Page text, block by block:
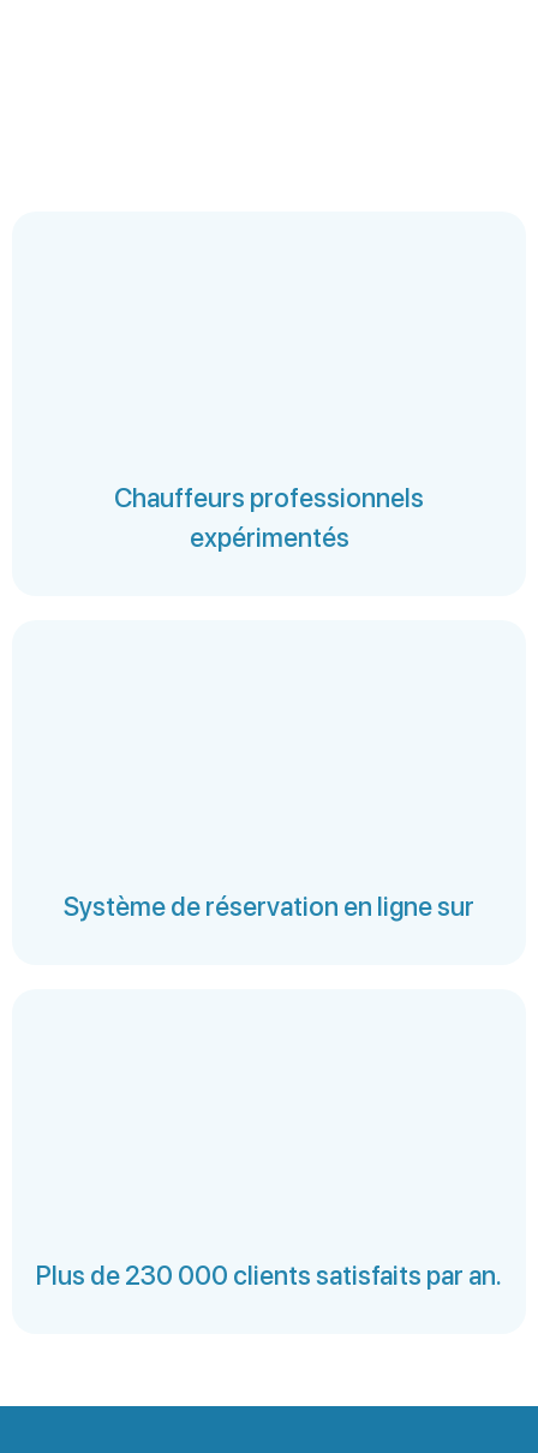
Chauffeurs professionnels
expérimentés
Système de réservation en ligne sur
Plus de 230 000 clients satisfaits par an.